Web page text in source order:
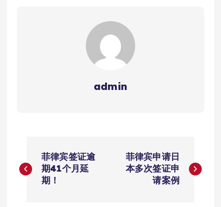
admin
章
菲律宾签证逾
期41个月延
期！
菲律宾申请日
本多次签证申
请案例